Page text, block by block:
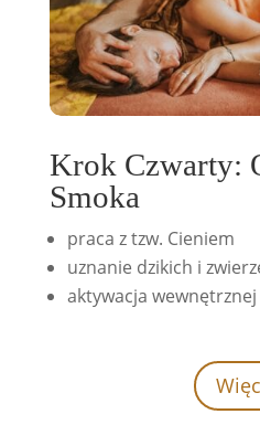
Krok Czwarty:
Smoka
praca z tzw. Cieniem
uznanie dzikich i
aktywacja